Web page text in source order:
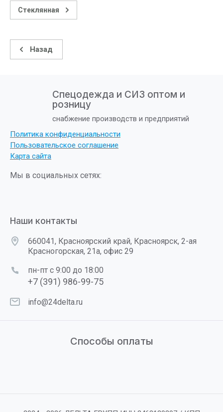
Стеклянная
Назад
Спецодежда и СИЗ оптом и
розницу
снабжение производств и предприятий
Политика конфиденциальности
Пользовательское соглашение
Карта сайта
Мы в социальных сетях:
Наши контакты
660041, Красноярский край, Красноярск, 2-ая
Красногорская, 21а, офис 29
пн-пт с 9:00 до 18:00
+7 (391) 986-99-75
info@24delta.ru
Способы оплаты